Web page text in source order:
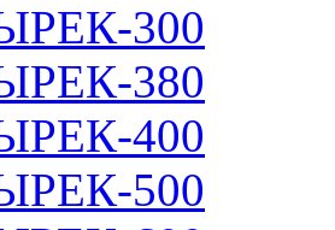
300
380
400
500